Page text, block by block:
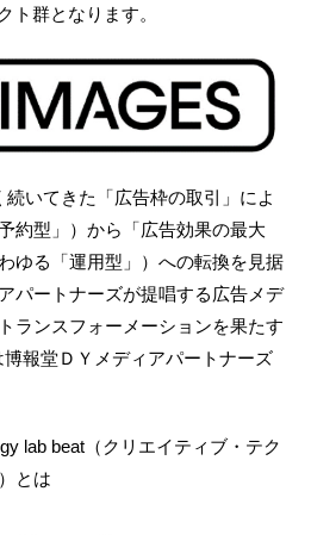
ト群となります。
いてきた「広告枠の取引」によ
約型」）から「広告効果の最大
ゆる「運用型」）への転換を見据
パートナーズが提唱する広告メデ
ランスフォーメーションを果たす
報堂ＤＹメディアパートナーズ
lab beat（クリエイティブ・テク
とは